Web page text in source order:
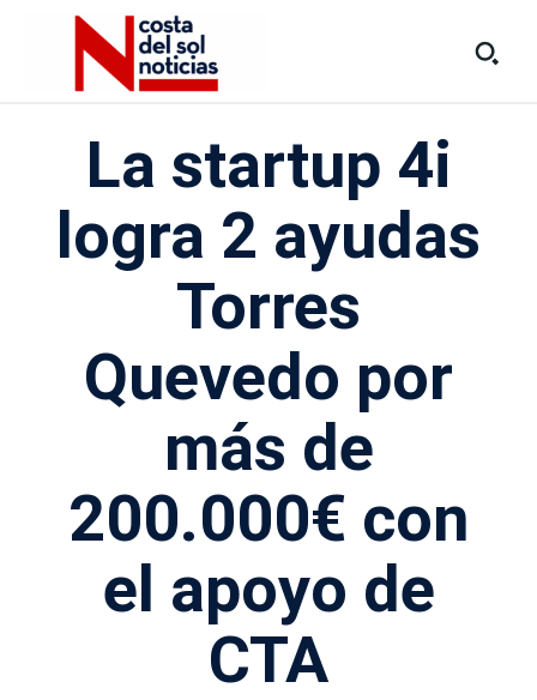
La startup 4i
logra 2 ayudas
Torres
Quevedo por
más de
200.000€ con
el apoyo de
CTA